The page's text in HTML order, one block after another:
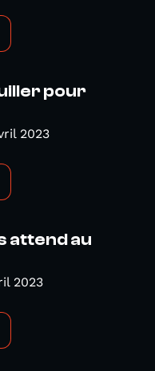
pour
2023
attend au
2023